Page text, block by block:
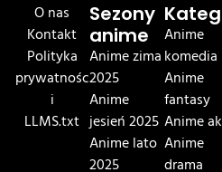
O nas
Kontakt
Polityka
prywatnośc
i
LLMS.txt
Sezony
anime
Anime zima
2025
Anime
jesień 2025
Anime lato
Anime
komedia
Anime
fantasy
Anime
Anime